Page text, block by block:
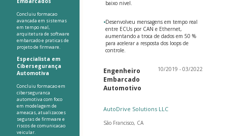
Concluiu formacao
avancada em sistemas
em tempo real,
arquitetura de software
embarcado e praticas de
projeto de firmware.
Especialista em
Cibersegurança
Automotiva
Concluiu formacao em
ciberseguranca
automotiva com foco
em modelagem de
ameacas, atualizacoes
seguras de firmware e
riscos de comunicacao
veicular.
baixo nivel.
•Desenvolveu mensagens em tempo real
entre ECUs por CAN e Ethernet,
aumentando a troca de dados em 50 %
para acelerar a resposta dos loops de
controle.
Engenheiro
Embarcado
Automotivo
10/2019 - 03/2022
AutoDrive Solutions LLC
São Francisco, CA